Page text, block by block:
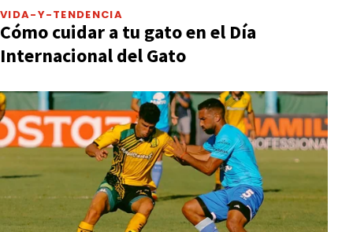
VIDA-Y-TENDENCIA
Cómo cuidar a tu gato en el Día
Internacional del Gato